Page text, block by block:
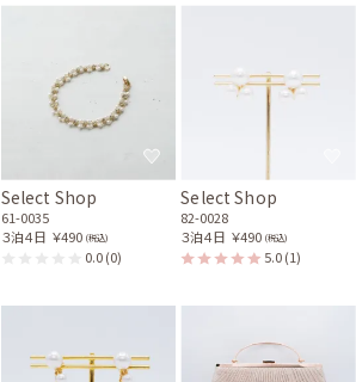
Select Shop
61-0035
３泊４日 ￥490 (税込)
0.0(0)
Select Shop
82-0028
３泊４日 ￥490 (税込)
5.0(1)